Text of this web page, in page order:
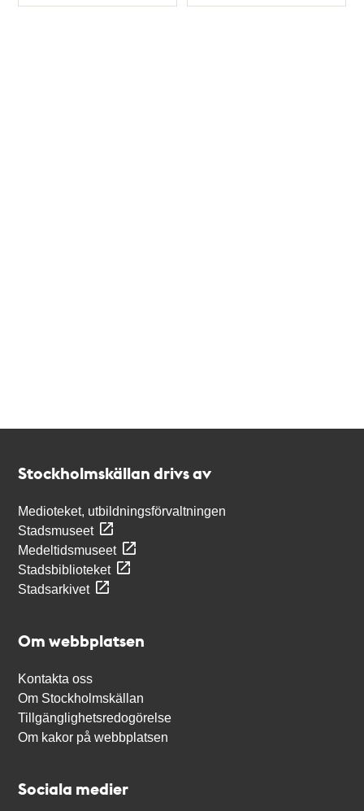
Typ Typ
Stockholmskällan drivs av
Medioteket, utbildningsförvaltningen
Stadsmuseet
Medeltidsmuseet
Stadsbiblioteket
Stadsarkivet
Om webbplatsen
Kontakta oss
Om Stockholmskällan
Tillgänglighetsredogörelse
Om kakor på webbplatsen
Sociala medier